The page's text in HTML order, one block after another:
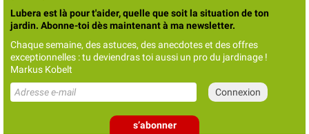
Lubera est là pour t'aider, quelle que soit la situation de ton
jardin. Abonne-toi dès maintenant à ma newsletter.
Chaque semaine, des astuces, des anecdotes et des offres
exceptionnelles : tu deviendras toi aussi un pro du jardinage !
Markus Kobelt
s’abonner